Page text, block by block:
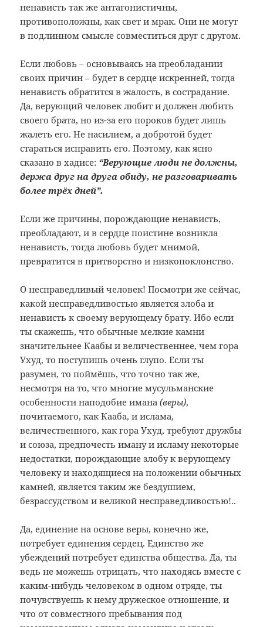
ненависть так же антагонистичны,
противоположны, как свет и мрак. Они не могут
в подлинном смысле совместиться друг с другом.
Если любовь – основываясь на преобладании
своих причин – будет в сердце искренней, тогда
ненависть обратится в жалость, в сострадание.
Да, верующий человек любит и должен любить
своего брата, но из-за его пороков будет лишь
жалеть его. Не насилием, а добротой будет
стараться исправить его. Поэтому, как ясно
сказано в хадисе: “Верующие люди не должны,
держа друг на друга обиду, не разговаривать
более трёх дней”.
Если же причины, порождающие ненависть,
преобладают, и в сердце поистине возникла
ненависть, тогда любовь будет мнимой,
превратится в притворство и низкопоклонство.
О несправедливый человек! Посмотри же сейчас,
какой несправедливостью является злоба и
ненависть к своему верующему брату. Ибо если
ты скажешь, что обычные мелкие камни
значительнее Каабы и величественнее, чем гора
Ухуд, то поступишь очень глупо. Если ты
разумен, то поймёшь, что точно так же,
несмотря на то, что многие мусульманские
особенности наподобие имана(веры),
почитаемого, как Кааба, и ислама,
величественного, как гора Ухуд, требуют дружбы
и союза, предпочесть иману и исламу некоторые
недостатки, порождающие злобу к верующему
человеку и находящиеся на положении обычных
камней, является таким же бездушием,
безрассудством и великой несправедливостью!..
Да, единение на основе веры, конечно же,
потребует единения сердец. Единство же
убеждений потребует единства общества. Да, ты
ведь не можешь отрицать, что находясь вместе с
каким-нибудь человеком в одном отряде, ты
почувствуешь к нему дружеское отношение, и
что от совместного пребывания под